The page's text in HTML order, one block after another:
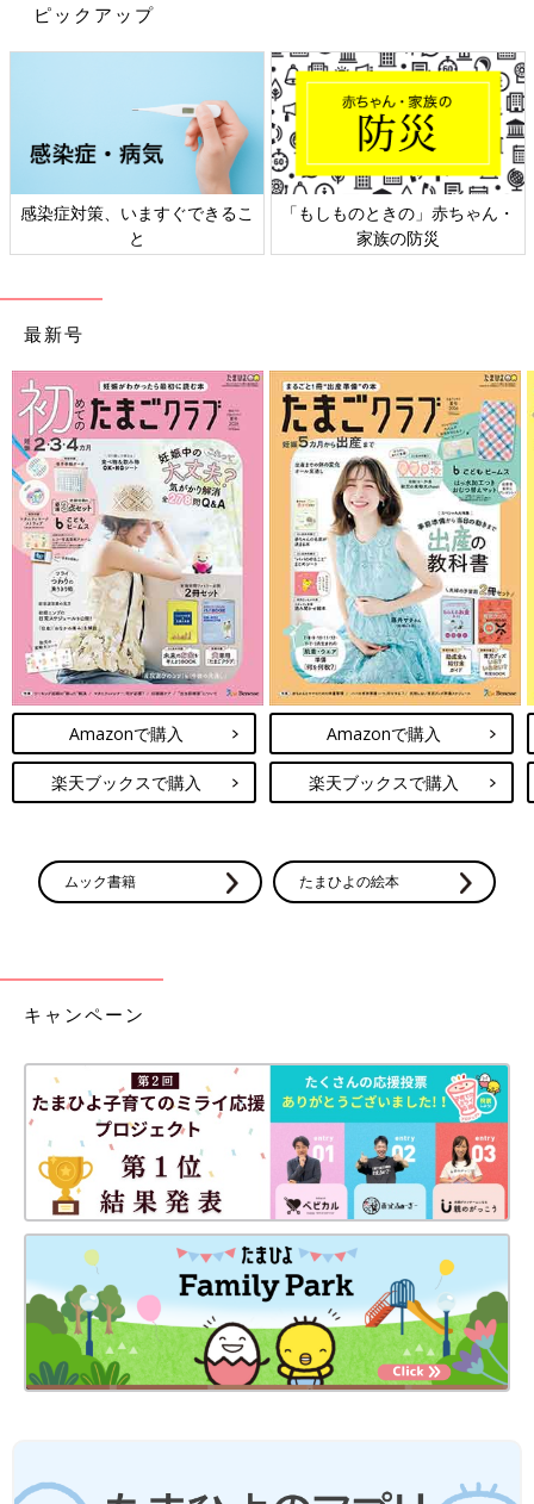
ピックアップ
日本外来小児科学会リーフレッ
ト検討会
六星占術 細木かおりさんの人生
相談
最新号
Amazonで購入
楽天ブックスで購入
Amazonで購入
楽天ブックスで購入
ムック書籍 たまひよの絵本
キャンペーン